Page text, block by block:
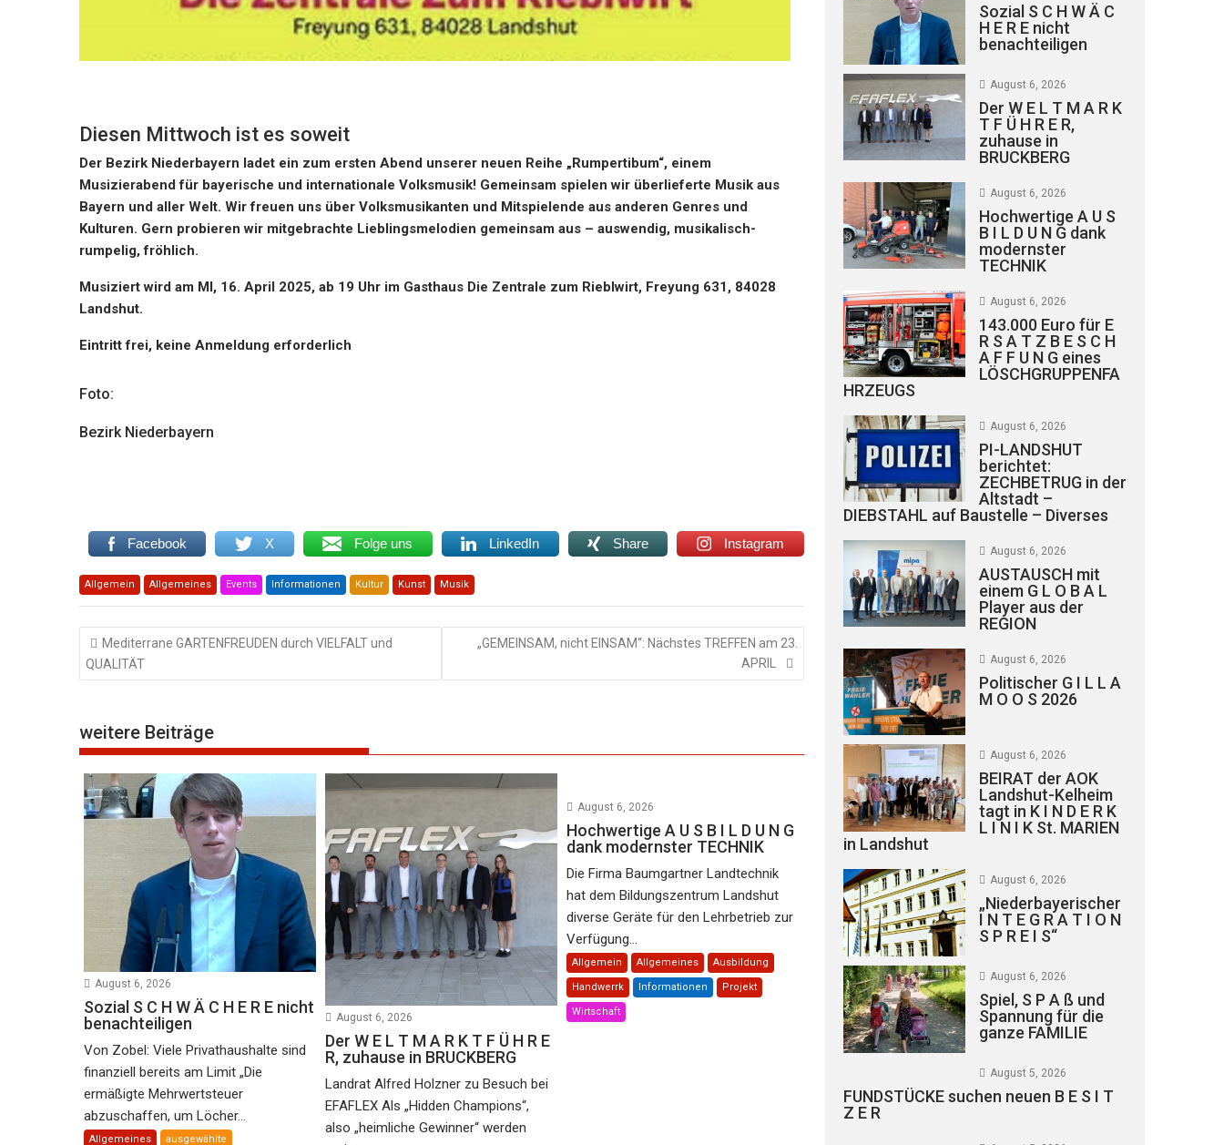
Diesen Mittwoch ist es soweit
Der Bezirk Niederbayern ladet ein zum ersten Abend unserer neuen Reihe „Rumpertibum“, einem
Musizierabend für bayerische und internationale Volksmusik! Gemeinsam spielen wir überlieferte Musik aus
Bayern und aller Welt. Wir freuen uns über Volksmusikanten und Mitspielende aus anderen Genres und
Kulturen. Gern probieren wir mitgebrachte Lieblingsmelodien gemeinsam aus – auswendig, musikalisch-
rumpelig, fröhlich.
Musiziert wird am MI, 16. April 2025, ab 19 Uhr im Gasthaus Die Zentrale zum Rieblwirt, Freyung 631, 84028
Landshut.
Eintritt frei, keine Anmeldung erforderlich
Foto:
Bezirk Niederbayern
Facebook X Folge uns LinkedIn Share Instagram
Allgemein Allgemeines Events Informationen Kultur Kunst Musik
Beitragsnavigation
Mediterrane GARTENFREUDEN durch VIELFALT und
QUALITÄT
„GEMEINSAM, nicht EINSAM“: Nächstes TREFFEN am 23.
APRIL
weitere Beiträge
August 6, 2026
Sozial S C H W Ä C H E R E nicht
benachteiligen
Von Zobel: Viele Privathaushalte sind
finanziell bereits am Limit „Die
ermäßigte Mehrwertsteuer
abzuschaffen, um Löcher...
Allgemeines ausgewählte
August 6, 2026
Der W E L T M A R K T F Ü H R E
R, zuhause in BRUCKBERG
Landrat Alfred Holzner zu Besuch bei
EFAFLEX Als „Hidden Champions“,
also „heimliche Gewinner“ werden
August 6, 2026
Hochwertige A U S B I L D U N G
dank modernster TECHNIK
Die Firma Baumgartner Landtechnik
hat dem Bildungszentrum Landshut
diverse Geräte für den Lehrbetrieb zur
Verfügung...
Allgemein Allgemeines Ausbildung
Handwerrk Informationen Projekt
Wirtschaft
Sozial S C H W Ä C
H E R E nicht
benachteiligen
August 6, 2026
Der W E L T M A R K
T F Ü H R E R,
zuhause in
BRUCKBERG
August 6, 2026
Hochwertige A U S
B I L D U N G dank
modernster
TECHNIK
August 6, 2026
143.000 Euro für E
R S A T Z B E S C H
A F F U N G eines
LÖSCHGRUPPENFA
HRZEUGS
August 6, 2026
PI-LANDSHUT
berichtet:
ZECHBETRUG in der
Altstadt –
DIEBSTAHL auf Baustelle – Diverses
August 6, 2026
AUSTAUSCH mit
einem G L O B A L
Player aus der
REGION
August 6, 2026
Politischer G I L L A
M O O S 2026
August 6, 2026
BEIRAT der AOK
Landshut-Kelheim
tagt in K I N D E R K
L I N I K St. MARIEN
in Landshut
August 6, 2026
„Niederbayerischer
I N T E G R A T I O N
S P R E I S“
August 6, 2026
Spiel, S P A ß und
Spannung für die
ganze FAMILIE
August 5, 2026
FUNDSTÜCKE suchen neuen B E S I T
Z E R